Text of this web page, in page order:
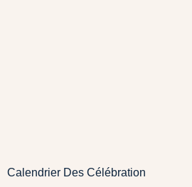
Calendrier Des Célébration